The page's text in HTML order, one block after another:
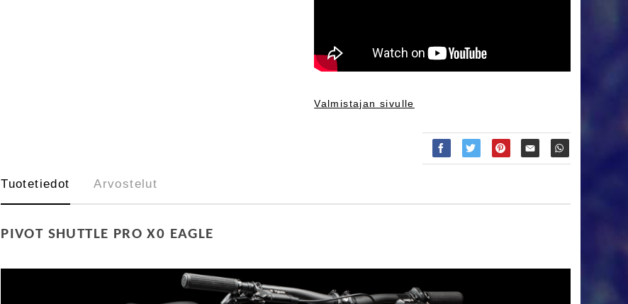
Valmistajan sivulle
Tuotetiedot Arvostelut
PIVOT SHUTTLE PRO X0 EAGLE